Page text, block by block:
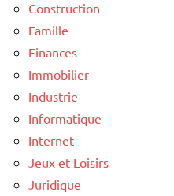
Construction
Famille
Finances
Immobilier
Industrie
Informatique
Internet
Jeux et Loisirs
Juridique